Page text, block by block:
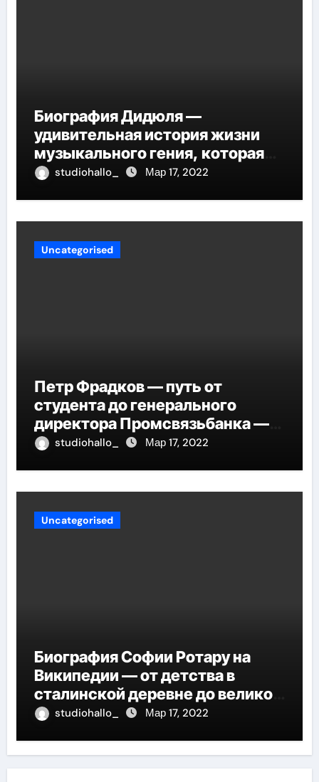
Биография Дидюля —
удивительная история жизни
музыкального гения, которая
проникнет в самые глубины
studiohallo_ Мар 17, 2022
Uncategorised
Петр Фрадков — путь от
студента до генерального
директора Промсвязьбанка —
биография и рост в банковской
studiohallo_ Мар 17, 2022
Uncategorised
Биография Софии Ротару на
Википедии — от детства в
сталинской деревне до великой
карьеры и яркой личной жизни
studiohallo_ Мар 17, 2022